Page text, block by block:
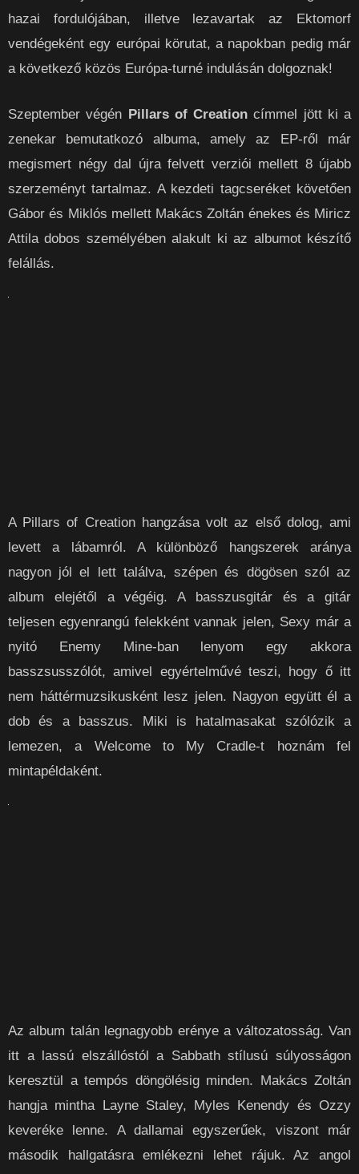
hazai fordulójában, illetve lezavartak az Ektomorf
vendégeként egy európai körutat, a napokban pedig már
a következő közös Európa-turné indulásán dolgoznak!
Szeptember végén Pillars of Creation címmel jött ki a
zenekar bemutatkozó albuma, amely az EP-ről már
megismert négy dal újra felvett verziói mellett 8 újabb
szerzeményt tartalmaz. A kezdeti tagcseréket követően
Gábor és Miklós mellett Makács Zoltán énekes és Miricz
Attila dobos személyében alakult ki az albumot készítő
felállás.
A Pillars of Creation hangzása volt az első dolog, ami
levett a lábamról. A különböző hangszerek aránya
nagyon jól el lett találva, szépen és dögösen szól az
album elejétől a végéig. A basszusgitár és a gitár
teljesen egyenrangú felekként vannak jelen, Sexy már a
nyitó Enemy Mine-ban lenyom egy akkora
basszsusszólót, amivel egyértelművé teszi, hogy ő itt
nem háttérmuzsikusként lesz jelen. Nagyon együtt él a
dob és a basszus. Miki is hatalmasakat szólózik a
lemezen, a Welcome to My Cradle-t hoznám fel
mintapéldaként.
Az album talán legnagyobb erénye a változatosság. Van
itt a lassú elszállóstól a Sabbath stílusú súlyosságon
keresztül a tempós döngölésig minden. Makács Zoltán
hangja mintha Layne Staley, Myles Kenendy és Ozzy
keveréke lenne. A dallamai egyszerűek, viszont már
második hallgatásra emlékezni lehet rájuk. Az angol